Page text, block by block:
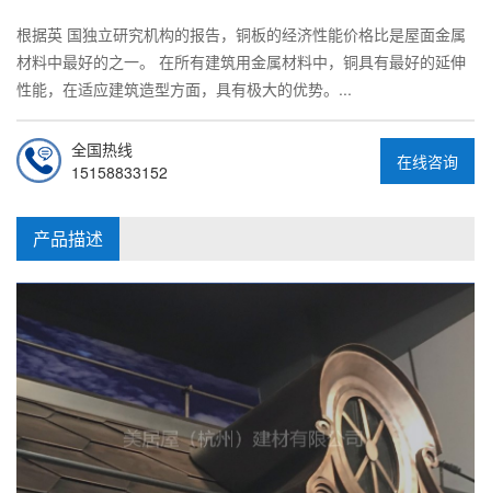
根据英 国独立研究机构的报告，铜板的经济性能价格比是屋面金属
材料中最好的之一。 在所有建筑用金属材料中，铜具有最好的延伸
性能，在适应建筑造型方面，具有极大的优势。...
在线咨询
全国热线
15158833152
产品描述